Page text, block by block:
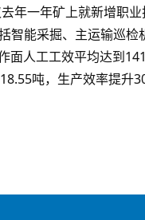
年一年矿上就新增职业
智能采掘、主运输巡
面人工工效平均达到
吨，生产效率提升